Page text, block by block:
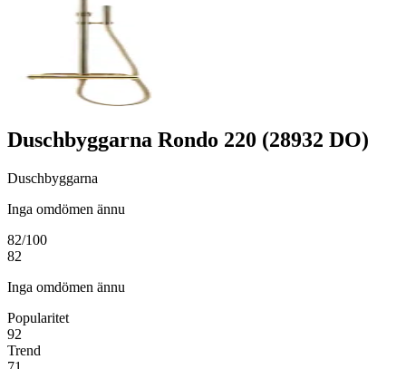
Duschbyggarna Rondo 220 (28932 DO)
Duschbyggarna
Inga omdömen ännu
82/100
82
Inga omdömen ännu
Popularitet
92
Trend